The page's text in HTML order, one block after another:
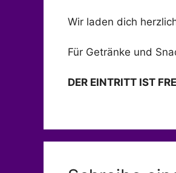
Wir laden dich
Für Getränke und
DER EINTRITT IST